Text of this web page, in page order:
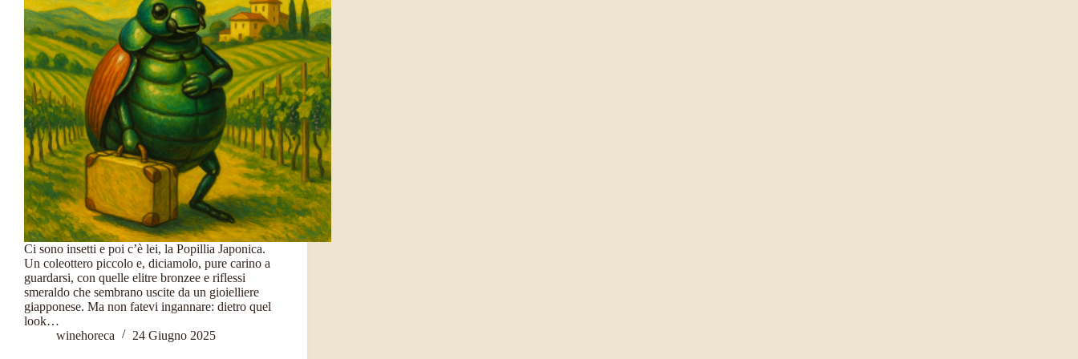
Ci sono insetti e poi c’è lei, la Popillia Japonica.
Un coleottero piccolo e, diciamolo, pure carino a
guardarsi, con quelle elitre bronzee e riflessi
smeraldo che sembrano uscite da un gioielliere
giapponese. Ma non fatevi ingannare: dietro quel
look…
winehoreca
24 Giugno 2025